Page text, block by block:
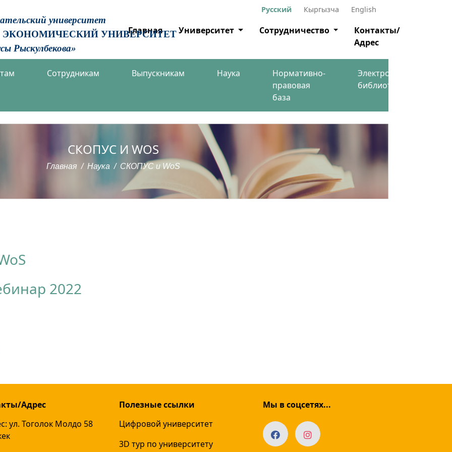
Русский Кыргызча English
университет
ЭКОНОМИЧЕСКИЙ УНИВЕРСИТЕТ
Рыскулбекова»
Главная Университет Сотрудничество
Контакты/
Адрес
Сотрудникам Выпускникам Наука
Нормативно-
правовая
база
Электронная
библиотека
СКОПУС И WOS
Главная Наука СКОПУС и WoS
2022
Адрес
ул. Тоголок Молдо 58
Полезные ссылки
Цифровой университет
3D тур по университету
Мы в соцсетях...